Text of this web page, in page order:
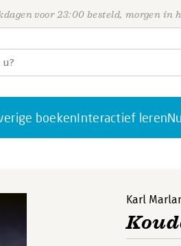
voor 23:00 besteld, morgen in
boekenInteractief leren
Karl